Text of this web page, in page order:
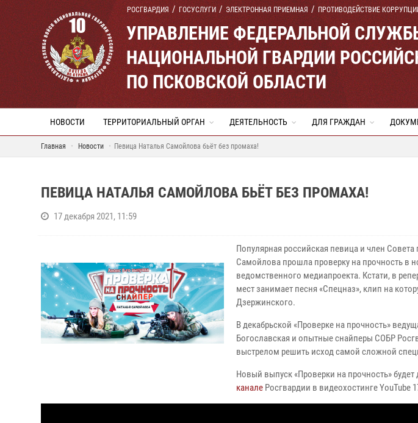
РОСГВАРДИЯ ГОСУСЛУГИ ЭЛЕКТРОННАЯ ПРИЕМНАЯ ПРОТИВОДЕЙСТВИЕ
УПРАВЛЕНИЕ ФЕДЕРАЛЬНОЙ
НАЦИОНАЛЬНОЙ ГВАРДИИ
ПО ПСКОВСКОЙ ОБЛАСТИ
НОВОСТИ ТЕРРИТОРИАЛЬНЫЙ ОРГАН ДЕЯТЕЛЬНОСТЬ ДЛЯ ГРАЖДАН
Главная Новости Певица Наталья Самойлова бьёт без промаха!
ПЕВИЦА НАТАЛЬЯ САМОЙЛОВА БЬЁТ БЕЗ ПРОМАХА!
17 декабря 2021, 11:59
Популярная российская певица и член
Самойлова прошла проверку на прочность в
ведомственного медиапроекта. Кстати, в
мест занимает песня «Спецназ», клип на
Дзержинского.
В декабрьской «Проверке на прочность»
Богославская и опытные снайперы СОБР
выстрелом решить исход самой сложной
Новый выпуск «Проверки на прочность»
канале Росгвардии в видеохостинге YouTube